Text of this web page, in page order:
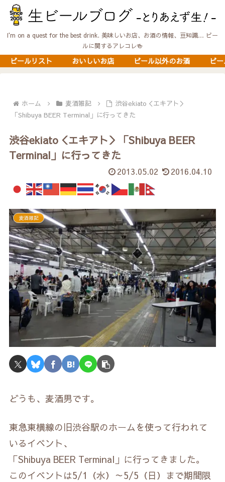
I'm on a quest for the best drink. 美味しいお店、お酒の情報、豆知識… ビー
ルに関するアレコレ🍻
ビールリスト おいしいお店 ビール以外のお酒 ビ
ホーム 麦酒雑記
渋谷ekiato＜エキアト＞
「Shibuya BEER Terminal」に行ってきた
渋谷ekiato＜エキアト＞「Shibuya BEER
Terminal」に行ってきた
2013.05.02 2016.04.10
麦酒雑記
どうも、麦酒男です。
東急東横線の旧渋谷駅のホームを使って行われて
いるイベント、
「Shibuya BEER Terminal」に行ってきました。
このイベントは5/1（水）～5/5（日）まで期間限